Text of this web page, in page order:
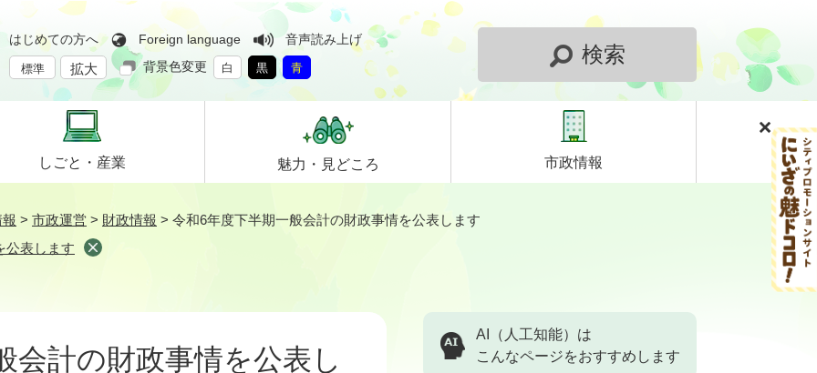
はじめての方へ Foreign language 音声読み上げ
標準 拡大 背景色変更 白 黒 青
検索
しごと・ 産業 魅力・ 見どころ 市政情報
> 市政運営 > 財政情報 > 令和6年度下半期一般会計の財政事情を公表します
公表します
会計の財政事情を公表し
AI（人工知能）は
こんなページをおすすめします